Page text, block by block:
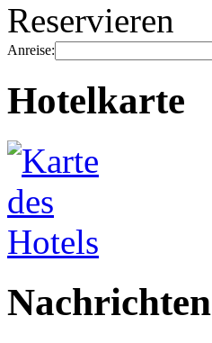
Reservieren
Anreise:
Hotelkarte
Nachrichten